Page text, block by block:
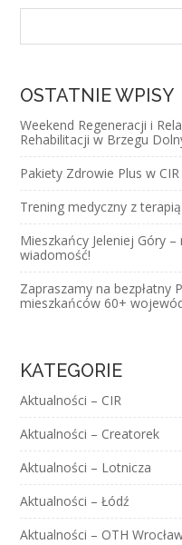
OSTATNIE WPISY
Weekend Regeneracji i
Rehabilitacji w Brzegu
Pakiety Zdrowie Plus w
Trening medyczny z
Mieszkańcy Jeleniej Góry
wiadomość!
Zapraszamy na bezpłatny
mieszkańców 60+
KATEGORIE
Aktualności – CIR
Aktualności – Creatorek
Aktualności – Lotnicza
Aktualności – Łódź
Aktualności – OTH